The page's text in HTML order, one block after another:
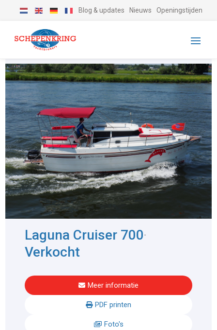
Blog & updates Nieuws Openingstijden
Laguna Cruiser 700-
Verkocht
Meer informatie
PDF printen
Foto's